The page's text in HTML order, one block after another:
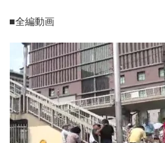
■全編動画